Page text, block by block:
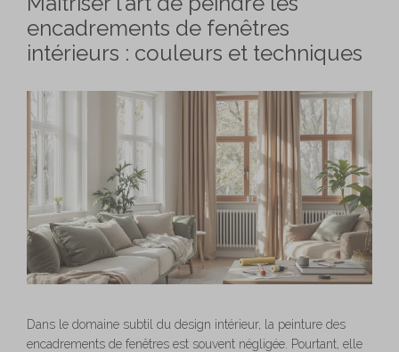
encadrements de fenêtres
intérieurs : couleurs et techniques
Dans le domaine subtil du design intérieur, la peinture des
encadrements de fenêtres est souvent négligée. Pourtant, elle